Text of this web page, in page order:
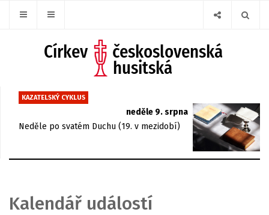
KAZATELSKÝ CYKLUS
neděle 9. srpna
Neděle po svatém Duchu (19. v mezidobí)
Kalendář událostí